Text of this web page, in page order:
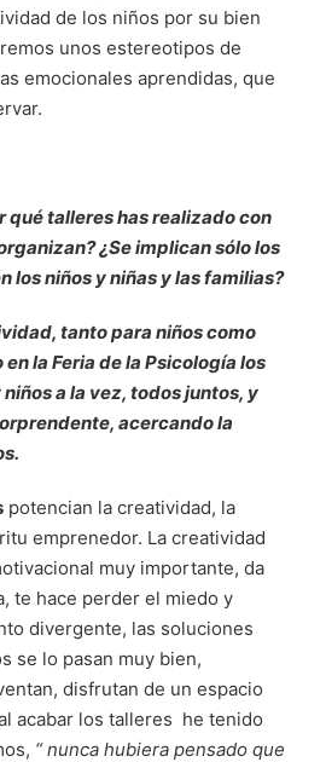
de los niños por su bien
unos estereotipos de
emocionales aprendidas, que
qué talleres has realizado con
¿Se implican sólo los
los niños y niñas y las familias?
tanto para niños como
la Feria de la Psicología los
a la vez, todos juntos, y
acercando la
potencian la creatividad, la
emprenedor. La creatividad
muy importante, da
te hace perder el miedo y
divergente, las soluciones
se lo pasan muy bien,
disfrutan de un espacio
acabar los talleres he tenido
“ nunca hubiera pensado que